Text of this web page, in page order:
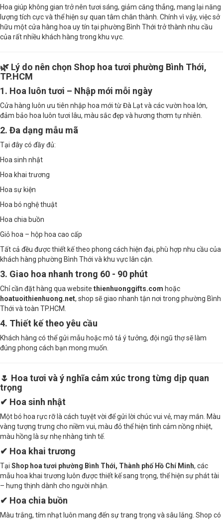
Hoa giúp không gian trở nên tươi sáng, giảm căng thẳng, mang lại năng
lượng tích cực và thể hiện sự quan tâm chân thành. Chính vì vậy, việc sở
hữu một cửa hàng hoa uy tín tại phường Bình Thới trở thành nhu cầu
của rất nhiều khách hàng trong khu vực.
🌿 Lý do nên chọn Shop hoa tươi phường Bình Thới,
TP.HCM
1. Hoa luôn tươi – Nhập mới mỗi ngày
Cửa hàng luôn ưu tiên nhập hoa mới từ Đà Lạt và các vườn hoa lớn,
đảm bảo hoa luôn tươi lâu, màu sắc đẹp và hương thơm tự nhiên.
2. Đa dạng mẫu mã
Tại đây có đầy đủ:
Hoa sinh nhật
Hoa khai trương
Hoa sự kiện
Hoa bó nghệ thuật
Hoa chia buồn
Giỏ hoa – hộp hoa cao cấp
Tất cả đều được thiết kế theo phong cách hiện đại, phù hợp nhu cầu của
khách hàng phường Bình Thới và khu vực lân cận.
3. Giao hoa nhanh trong 60 - 90 phút
Chỉ cần đặt hàng qua website thienhuonggifts.com hoặc
hoatuoithienhuong.net, shop sẽ giao nhanh tận nơi trong phường Bình
Thới và toàn TP.HCM.
4. Thiết kế theo yêu cầu
Khách hàng có thể gửi mẫu hoặc mô tả ý tưởng, đội ngũ thợ sẽ làm
đúng phong cách bạn mong muốn.
🌷 Hoa tươi và ý nghĩa cảm xúc trong từng dịp quan
trọng
✔ Hoa sinh nhật
Một bó hoa rực rỡ là cách tuyệt vời để gửi lời chúc vui vẻ, may mắn. Màu
vàng tượng trưng cho niềm vui, màu đỏ thể hiện tình cảm nồng nhiệt,
màu hồng là sự nhẹ nhàng tinh tế.
✔ Hoa khai trương
Tại Shop hoa tươi phường Bình Thới, Thành phố Hồ Chí Minh, các
mẫu hoa khai trương luôn được thiết kế sang trọng, thể hiện sự phát tài
– hưng thịnh dành cho người nhận.
✔ Hoa chia buồn
Màu trắng, tím nhạt luôn mang đến sự trang trọng và sâu lắng. Shop có